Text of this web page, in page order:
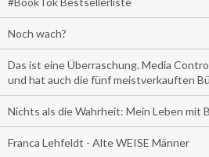
Noch wach?
Das ist eine Überraschung. Media
und hat auch die fünf meistverkauften
Nichts als die Wahrheit: Mein Leben mit
Franca Lehfeldt - Alte WEISE Männer